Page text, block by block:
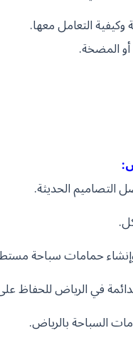
التعامل معها.
المضخة.
التصاميم الحديثة.
حمامات سباحة
في الرياض للحفاظ
السباحة بالرياض.